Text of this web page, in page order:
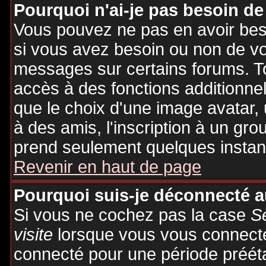
Pourquoi n'ai-je pas besoin
Vous pouvez ne pas en avoir
si vous avez besoin ou non de
messages sur certains forums.
accès à des fonctions
que le choix d'une image
à des amis, l'inscription à un
prend seulement quelques
Revenir en haut de page
Pourquoi suis-je déconnecté
Si vous ne cochez pas la case
visitelorsque vous vous
connecté pour une période